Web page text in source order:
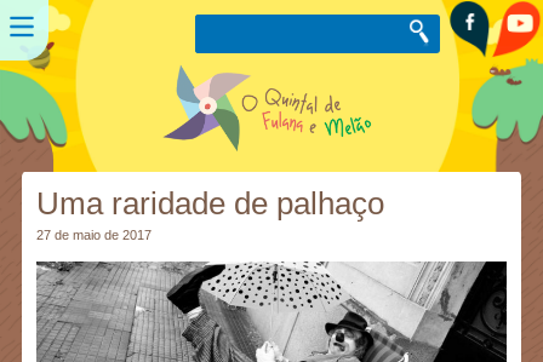
Uma raridade de palhaço
27 de maio de 2017